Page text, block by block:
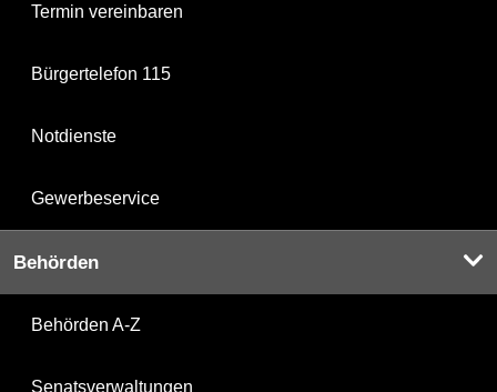
Termin vereinbaren
Bürgertelefon 115
Notdienste
Gewerbeservice
Behörden
Behörden A-Z
Senatsverwaltungen